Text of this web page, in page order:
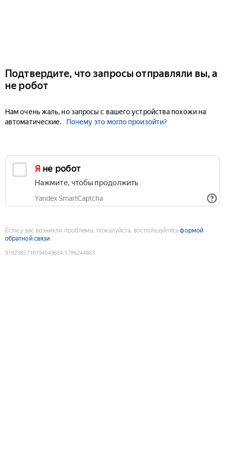
Подтвердите, что запросы отправляли вы, а
не робот
Нам очень жаль, но запросы с вашего устройства похожи на
автоматические.
Почему это могло произойти?
Я не робот
Нажмите, чтобы продолжить
Yandex SmartCaptcha
Если у вас возникли проблемы, пожалуйста, воспользуйтесьформой
обратной связи
9192385716194049684:1786244663